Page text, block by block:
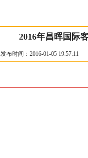
2016年昌晖国际
发布时间：2016-01-05